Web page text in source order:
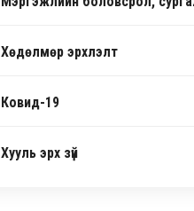
Хөдөлмөр эрхлэлт
Ковид-19
Хууль эрх зүй